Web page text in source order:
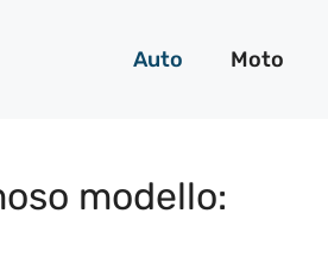
Auto Moto
modello: